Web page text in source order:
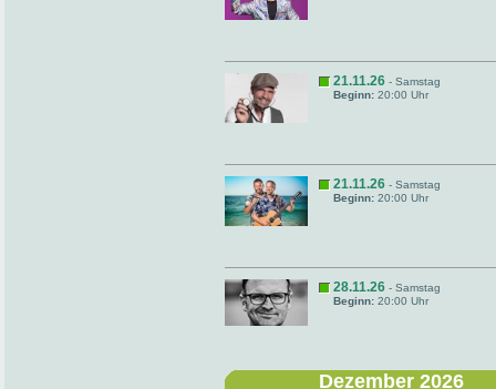
21.11.26 - Samstag
Beginn: 20:00 Uhr
21.11.26 - Samstag
Beginn: 20:00 Uhr
28.11.26 - Samstag
Beginn: 20:00 Uhr
Dezember 2026